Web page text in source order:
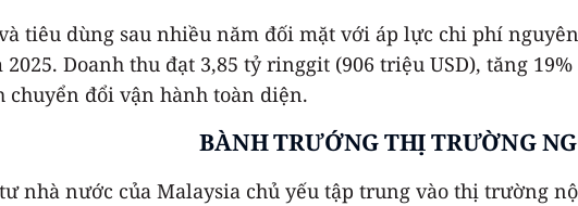
tiêu dùng sau nhiều năm đối mặt với áp lực chi phí
Doanh thu đạt 3,85 tỷ ringgit (906 triệu USD), tăng
đổi vận hành toàn diện.
BÀNH TRƯỚNG THỊ TRƯỜNG
nhà nước của Malaysia chủ yếu tập trung vào thị trường